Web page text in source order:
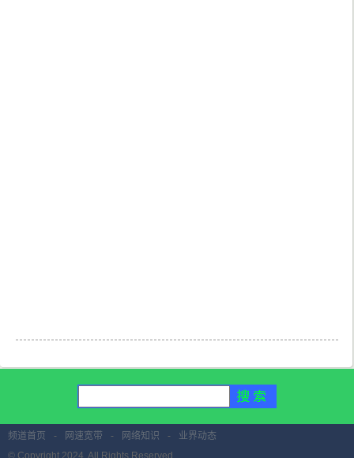
频道首页 - 网速宽带 - 网络知识 -
业界动态
© Copyright 2024. All Rights Reserved.